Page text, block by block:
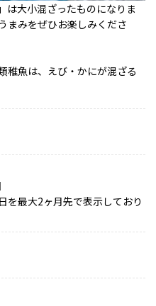
大小混ざったものになりま
まみをぜひお楽しみくださ
稚魚は、えび・かにが混ざる
を最大2ヶ月先で表示しており